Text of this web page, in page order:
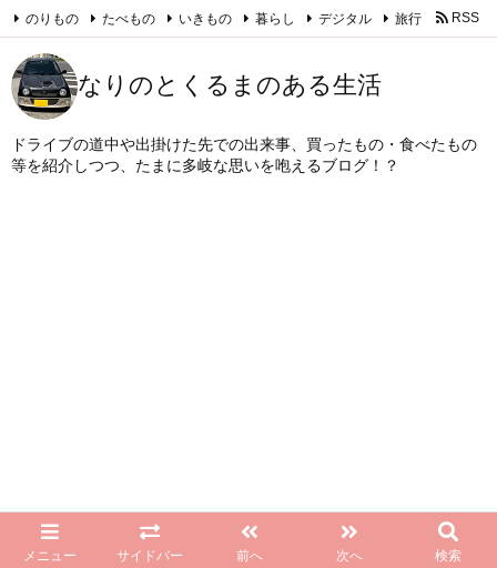
なりのとくるまのある生活
ドライブの道中や出掛けた先での出来事、買ったもの・食べたもの
等を紹介しつつ、たまに多岐な思いを咆えるブログ！？
メニュー サイドバー 前へ 次へ 検索
のりもの たべもの いきもの 暮らし デジタル 旅行 RSS
Feedly